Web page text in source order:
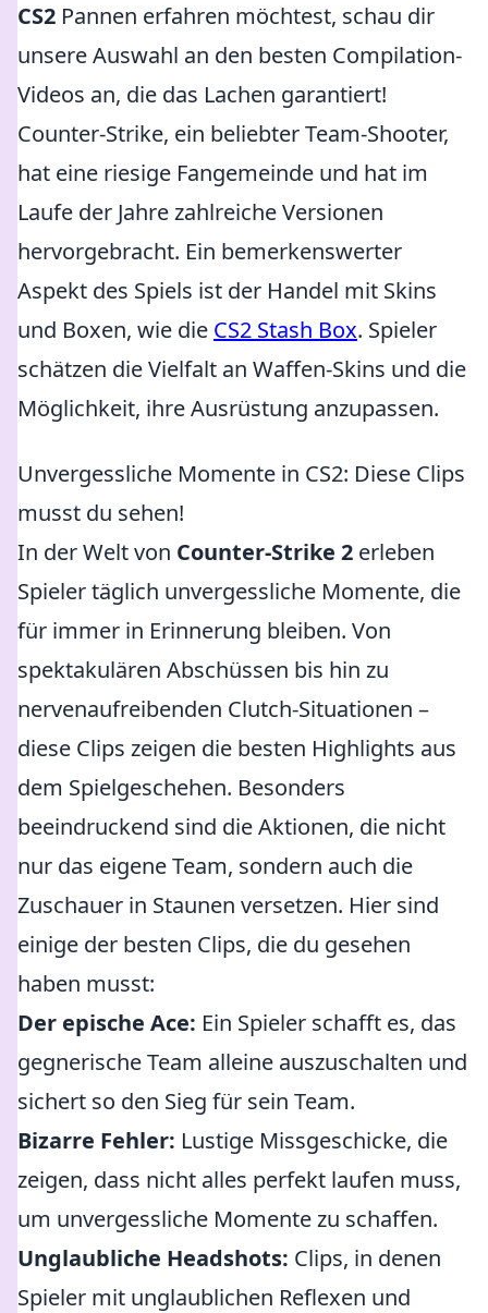
CS2 Pannen erfahren möchtest, schau dir
unsere Auswahl an den besten Compilation-
Videos an, die das Lachen garantiert!
Counter-Strike, ein beliebter Team-Shooter,
hat eine riesige Fangemeinde und hat im
Laufe der Jahre zahlreiche Versionen
hervorgebracht. Ein bemerkenswerter
Aspekt des Spiels ist der Handel mit Skins
und Boxen, wie die CS2 Stash Box. Spieler
schätzen die Vielfalt an Waffen-Skins und die
Möglichkeit, ihre Ausrüstung anzupassen.
Unvergessliche Momente in CS2: Diese Clips
musst du sehen!
In der Welt von Counter-Strike 2 erleben
Spieler täglich unvergessliche Momente, die
für immer in Erinnerung bleiben. Von
spektakulären Abschüssen bis hin zu
nervenaufreibenden Clutch-Situationen –
diese Clips zeigen die besten Highlights aus
dem Spielgeschehen. Besonders
beeindruckend sind die Aktionen, die nicht
nur das eigene Team, sondern auch die
Zuschauer in Staunen versetzen. Hier sind
einige der besten Clips, die du gesehen
haben musst:
Der epische Ace: Ein Spieler schafft es, das
gegnerische Team alleine auszuschalten und
sichert so den Sieg für sein Team.
Bizarre Fehler: Lustige Missgeschicke, die
zeigen, dass nicht alles perfekt laufen muss,
um unvergessliche Momente zu schaffen.
Unglaubliche Headshots: Clips, in denen
Spieler mit unglaublichen Reflexen und